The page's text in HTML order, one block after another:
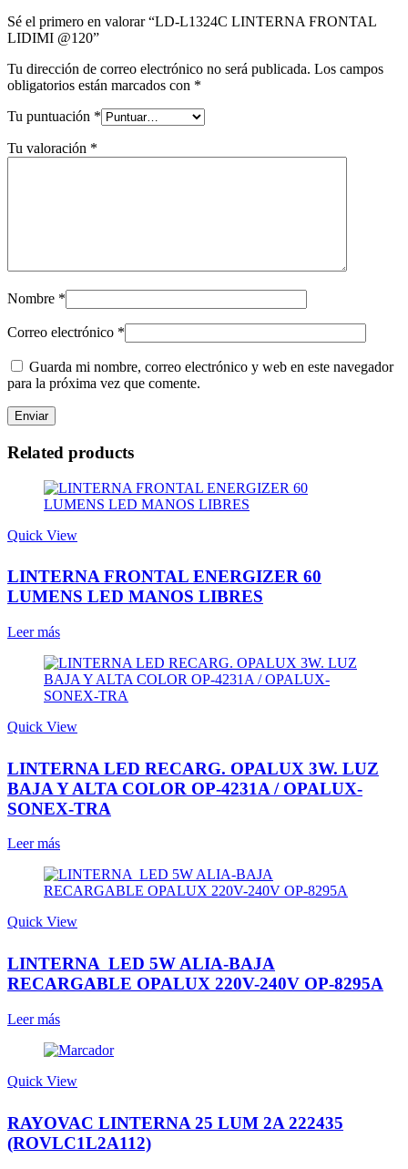
Sé el primero en valorar “LD-L1324C LINTERNA FRONTAL
LIDIMI @120”
Tu dirección de correo electrónico no será publicada. Los campos
obligatorios están marcados con *
Tu puntuación *
Tu valoración *
Nombre *
Correo electrónico *
Guarda mi nombre, correo electrónico y web en este navegador
para la próxima vez que comente.
Related products
Quick View
LINTERNA FRONTAL ENERGIZER 60
LUMENS LED MANOS LIBRES
Leer más
Quick View
LINTERNA LED RECARG. OPALUX 3W. LUZ
BAJA Y ALTA COLOR OP-4231A / OPALUX-
SONEX-TRA
Leer más
Quick View
LINTERNA LED 5W ALIA-BAJA
RECARGABLE OPALUX 220V-240V OP-8295A
Leer más
Quick View
RAYOVAC LINTERNA 25 LUM 2A 222435
(ROVLC1L2A112)